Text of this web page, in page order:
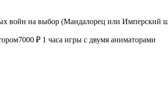
войн на выбор (Мандалорец или Имперский
7000 ₽ 1 часа игры с двумя аниматорами